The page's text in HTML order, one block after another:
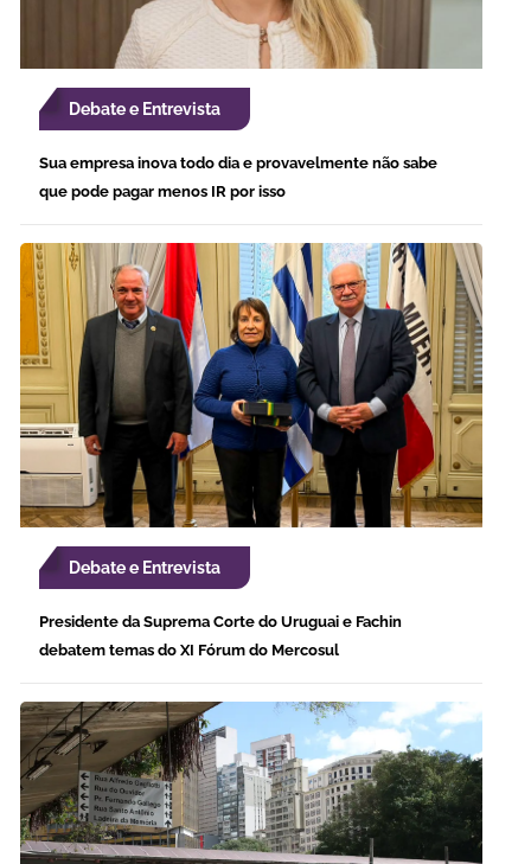
Debate e Entrevista
Sua empresa inova todo dia e provavelmente não sabe
que pode pagar menos IR por isso
Debate e Entrevista
Presidente da Suprema Corte do Uruguai e Fachin
debatem temas do XI Fórum do Mercosul